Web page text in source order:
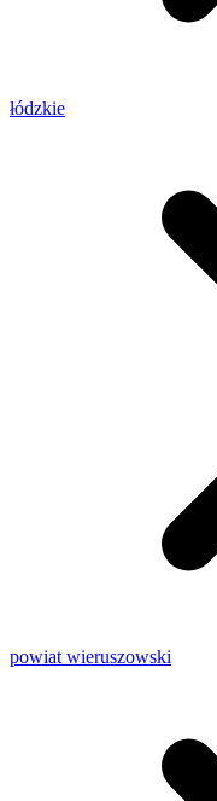
łódzkie
powiat wieruszowski